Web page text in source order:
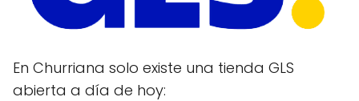
En Churriana solo existe una tienda GLS
abierta a día de hoy: